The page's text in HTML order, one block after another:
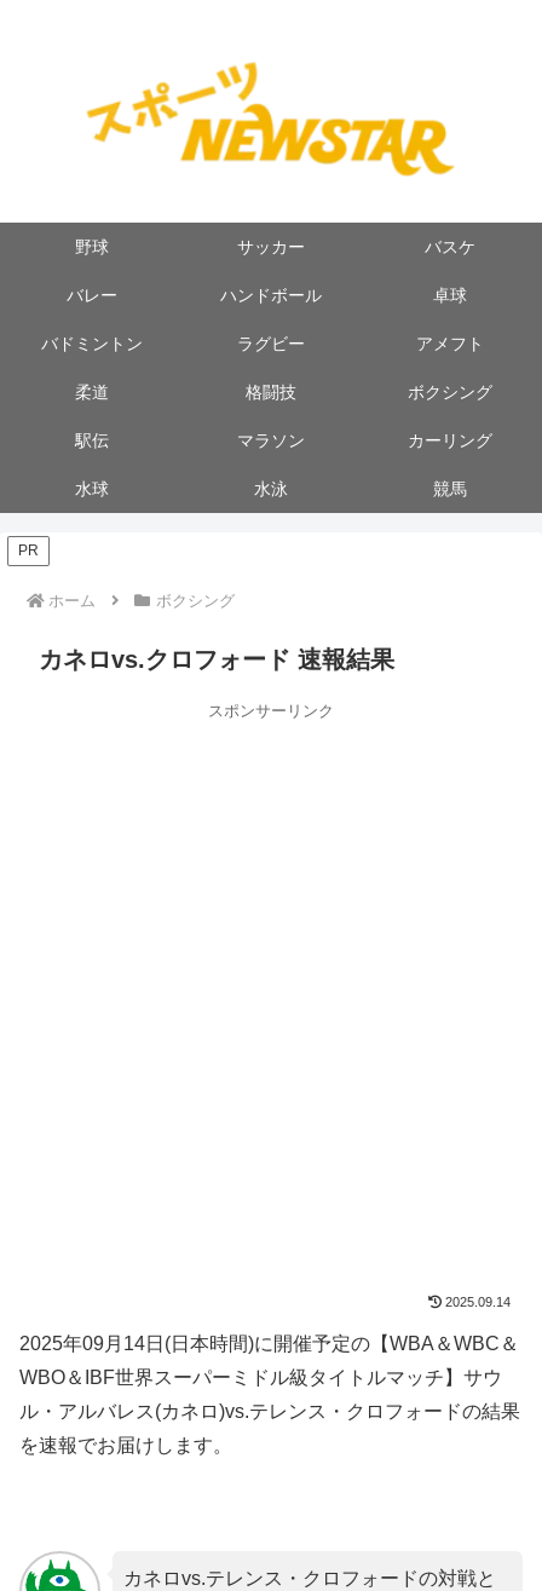
野球 サッカー バスケ
バレー ハンドボール 卓球
バドミントン ラグビー アメフト
柔道 格闘技 ボクシング
駅伝 マラソン カーリング
水球 水泳 競馬
PR
ホーム ボクシング
カネロvs.クロフォード 速報結果
スポンサーリンク
2025.09.14
2025年09月14日(日本時間)に開催予定の【WBA＆WBC＆
WBO＆IBF世界スーパーミドル級タイトルマッチ】サウ
ル・アルバレス(カネロ)vs.テレンス・クロフォードの結果
を速報でお届けします。
カネロvs.テレンス・クロフォードの対戦と